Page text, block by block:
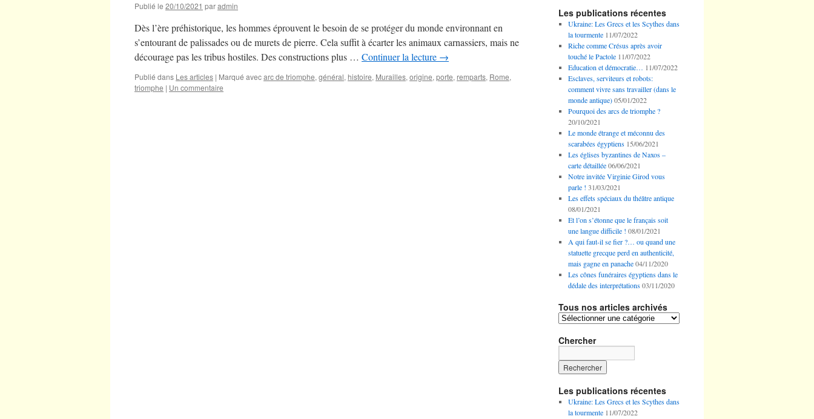
Publié le 20/10/2021 paradmin
Dès l’ère préhistorique, les hommes éprouvent le besoin de se protéger du monde environnant en
s’entourant de palissades ou de murets de pierre. Cela suffit à écarter les animaux carnassiers, mais ne
décourage pas les tribus hostiles. Des constructions plus … Continuer la lecture →
Publié dans Les articles | Marqué avecarc de triomphe, général, histoire, Murailles, origine, porte, remparts, Rome,
triomphe | Un commentaire
Les publications récentes
Ukraine: Les Grecs et les Scythes dans
la tourmente 11/07/2022
Riche comme Crésus après avoir
touché le Pactole 11/07/2022
Education et démocratie… 11/07/2022
Esclaves, serviteurs et robots:
comment vivre sans travailler (dans le
monde antique) 05/01/2022
Pourquoi des arcs de triomphe ?
20/10/2021
Le monde étrange et méconnu des
scarabées égyptiens 15/06/2021
Les églises byzantines de Naxos –
carte détaillée 06/06/2021
Notre invitée Virginie Girod vous
parle ! 31/03/2021
Les effets spéciaux du théâtre antique
08/01/2021
Et l’on s’étonne que le français soit
une langue difficile ! 08/01/2021
A qui faut-il se fier ?… ou quand une
statuette grecque perd en authenticité,
mais gagne en panache 04/11/2020
Les cônes funéraires égyptiens dans le
dédale des interprétations 03/11/2020
Tous nos articles archivés
Tous
articles
Chercher
Les publications récentes
Ukraine: Les Grecs et les Scythes dans
la tourmente 11/07/2022